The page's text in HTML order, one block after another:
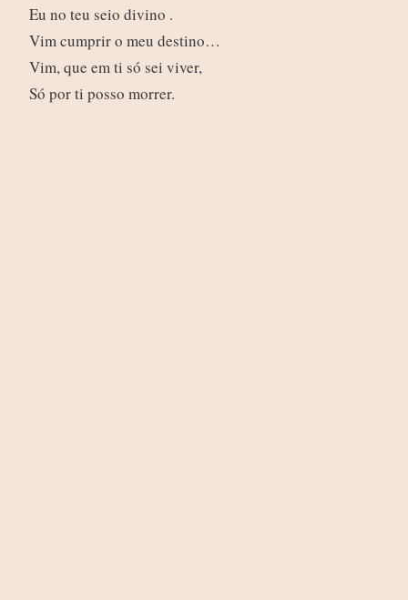
Eu no teu seio divino .
Vim cumprir o meu destino…
Vim, que em ti só sei viver,
Só por ti posso morrer.